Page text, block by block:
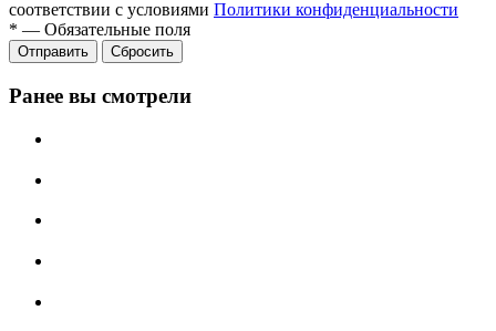
соответствии с условиями Политики конфиденциальности
* — Обязательные поля
Отправить Сбросить
Ранее вы смотрели